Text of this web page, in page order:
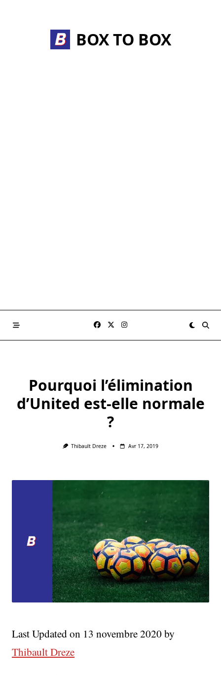
BOX TO BOX
Pourquoi l’élimination
d’United est-elle normale
?
Thibault Dreze Avr 17, 2019
Last Updated on 13 novembre 2020 by
Thibault Dreze